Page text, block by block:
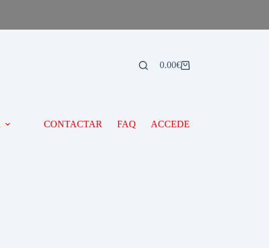
0.00€
CONTACTAR FAQ ACCEDE